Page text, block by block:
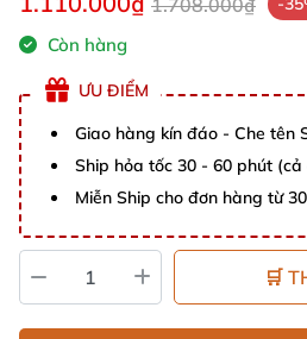
Còn hàng
ƯU ĐIỂM
Giao hàng kín đáo - Che tên
Ship hỏa tốc 30 - 60 phút (cả
Miễn Ship cho đơn hàng từ
🛒